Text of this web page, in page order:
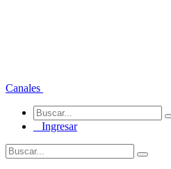
Canales
Ingresar